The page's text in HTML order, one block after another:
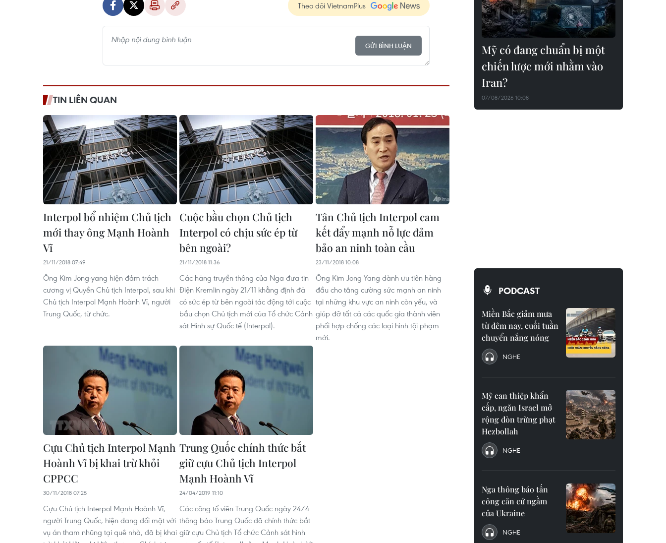
Theo dõi VietnamPlus
GỬI BÌNH LUẬN
TIN LIÊN QUAN
Interpol bổ nhiệm Chủ tịch
mới thay ông Mạnh Hoành
Vĩ
21/11/2018 07:49
Ông Kim Jong-yang hiện đảm trách
cương vị Quyền Chủ tịch Interpol, sau khi
Chủ tịch Interpol Mạnh Hoành Vĩ, người
Trung Quốc, từ chức.
Cuộc bầu chọn Chủ tịch
Interpol có chịu sức ép từ
bên ngoài?
21/11/2018 11:36
Các hãng truyền thông của Nga đưa tin
Điện Kremlin ngày 21/11 khẳng định đã
có sức ép từ bên ngoài tác động tới cuộc
bầu chọn Chủ tịch mới của Tổ chức Cảnh
sát Hình sự Quốc tế (Interpol).
Tân Chủ tịch Interpol cam
kết đẩy mạnh nỗ lực đảm
bảo an ninh toàn cầu
23/11/2018 10:08
Ông Kim Jong Yang dành ưu tiên hàng
đầu cho tăng cường sức mạnh an ninh
tại những khu vực an ninh còn yếu, và
giúp đỡ tất cả các quốc gia thành viên
phối hợp chống các loại hình tội phạm
mới.
Cựu Chủ tịch Interpol Mạnh
Hoành Vĩ bị khai trừ khỏi
CPPCC
30/11/2018 07:25
Cựu Chủ tịch Interpol Mạnh Hoành Vĩ,
người Trung Quốc, hiện đang đối mặt với
vụ án tham nhũng tại quê nhà, đã bị khai
Trung Quốc chính thức bắt
giữ cựu Chủ tịch Interpol
Mạnh Hoành Vĩ
24/04/2019 11:10
Các công tố viên Trung Quốc ngày 24/4
thông báo Trung Quốc đã chính thức bắt
giữ cựu Chủ tịch Tổ chức Cảnh sát hình
Mỹ có đang chuẩn bị một
chiến lược mới nhằm vào
Iran?
07/08/2026 10:08
PODCAST
Miền Bắc giảm mưa
từ đêm nay, cuối tuần
chuyển nắng nóng
NGHE
Mỹ can thiệp khẩn
cấp, ngăn Israel mở
rộng đòn trừng phạt
Hezbollah
NGHE
Nga thông báo tấn
công căn cứ ngầm
của Ukraine
NGHE